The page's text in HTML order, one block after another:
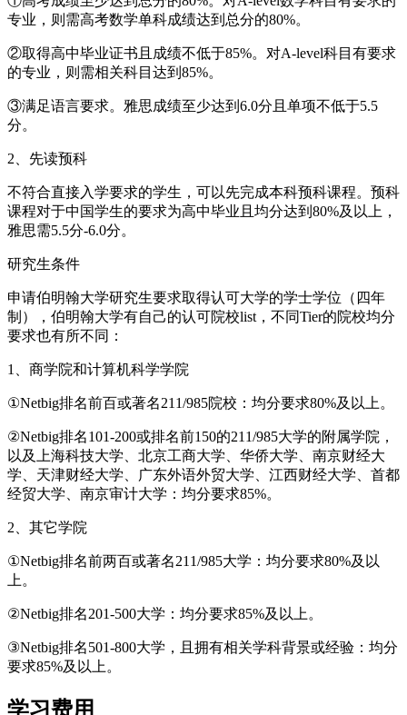
专业，则需高考数学单科成绩达到总分的80%。
②取得高中毕业证书且成绩不低于85%。对A-level科目有要求
的专业，则需相关科目达到85%。
③满足语言要求。雅思成绩至少达到6.0分且单项不低于5.5
分。
2、先读预科
不符合直接入学要求的学生，可以先完成本科预科课程。预科
课程对于中国学生的要求为高中毕业且均分达到80%及以上，
雅思需5.5分-6.0分。
研究生条件
申请伯明翰大学研究生要求取得认可大学的学士学位（四年
制），伯明翰大学有自己的认可院校list，不同Tier的院校均分
要求也有所不同：
1、商学院和计算机科学学院
①Netbig排名前百或著名211/985院校：均分要求80%及以上。
②Netbig排名101-200或排名前150的211/985大学的附属学院，
以及上海科技大学、北京工商大学、华侨大学、南京财经大
学、天津财经大学、广东外语外贸大学、江西财经大学、首都
经贸大学、南京审计大学：均分要求85%。
2、其它学院
①Netbig排名前两百或著名211/985大学：均分要求80%及以
上。
②Netbig排名201-500大学：均分要求85%及以上。
③Netbig排名501-800大学，且拥有相关学科背景或经验：均分
要求85%及以上。
学习费用